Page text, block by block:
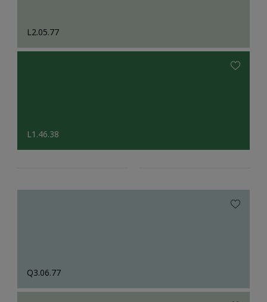
L2.05.77
L1.46.38
Q3.06.77